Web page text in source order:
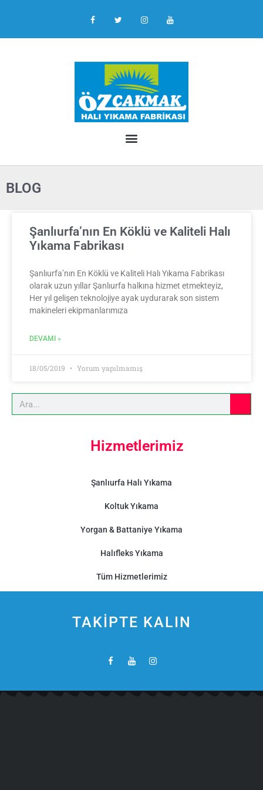
BLOG
Şanlıurfa’nın En Köklü ve Kaliteli Halı
Yıkama Fabrikası
Şanlıurfa’nın En Köklü ve Kaliteli Halı Yıkama Fabrikası
olarak uzun yıllar Şanlıurfa halkına hizmet etmekteyiz,
Her yıl gelişen teknolojiye ayak uydurarak son sistem
makineleri ekipmanlarımıza
DEVAMI »
18/05/2019 Yorum yapılmamış
Hizmetlerimiz
Şanlıurfa Halı Yıkama
Koltuk Yıkama
Yorgan & Battaniye Yıkama
Halıfleks Yıkama
Tüm Hizmetlerimiz
TAKİPTE KALIN